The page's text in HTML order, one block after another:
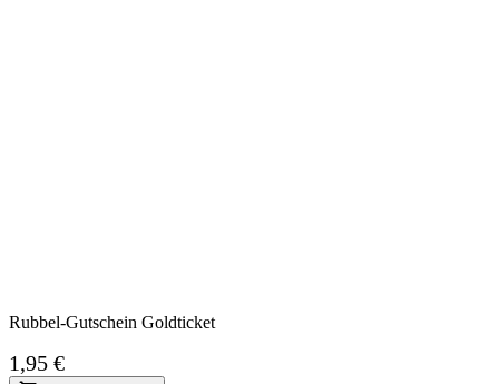
Rubbel-Gutschein Goldticket
1,95 €